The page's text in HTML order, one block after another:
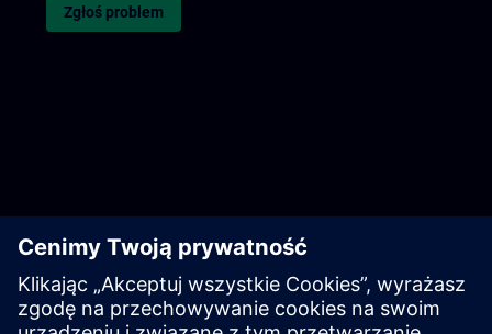
Zgłoś problem